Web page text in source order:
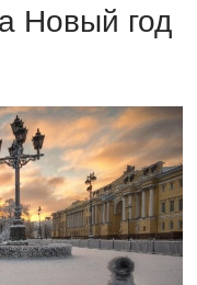
Новый год